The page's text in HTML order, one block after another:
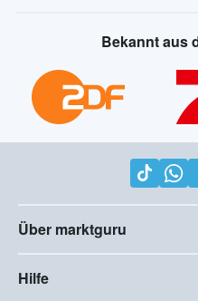
Bekannt aus
Über marktguru
Hilfe